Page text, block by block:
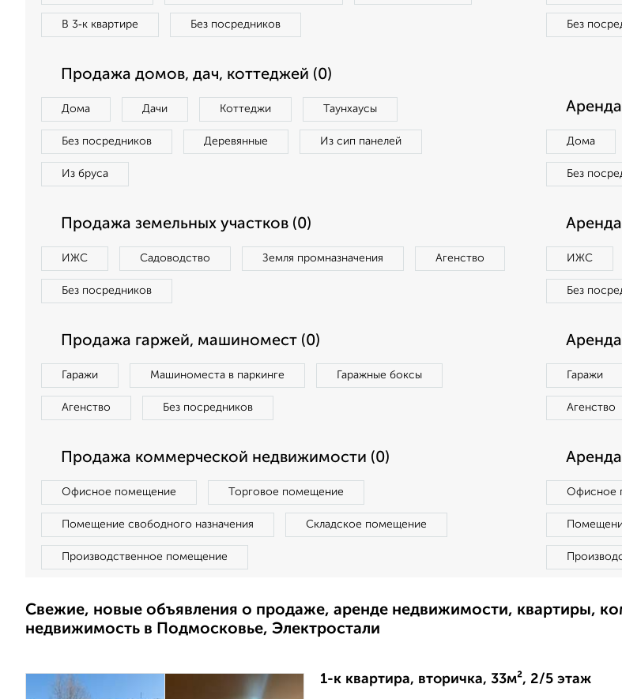
В 3‑к квартире Без посредников Без
Продажа домов, дач, коттеджей (0)
Дома Дачи Коттеджи Таунхаусы
Без посредников Деревянные Из сип панелей
Из бруса
Дома
Без
Продажа земельных участков (0)
ИЖС Садоводство Земля промназначения Агенство
Без посредников
ИЖС
Без
Продажа гаржей, машиномест (0)
Гаражи Машиноместа в паркинге Гаражные боксы
Агенство Без посредников
Гаражи
Агенство
Продажа коммерческой недвижимости (0)
Офисное помещение Торговое помещение
Помещение свободного назначения Складское помещение
Производственное помещение
Офисное
Свежие, новые объявления о продаже, аренде недвижимости, квартиры,
недвижимость в Подмосковье, Электростали
1-к квартира, вторичка, 33м², 2/5 этаж